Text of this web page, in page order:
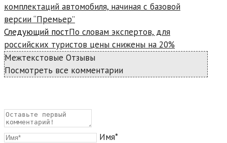
комплектаций автомобиля, начиная с базовой
версии “Премьер”
Следующий постПо словам экспертов, для
российских туристов цены снижены на 20%
Межтекстовые Отзывы
Посмотреть все комментарии
Имя*